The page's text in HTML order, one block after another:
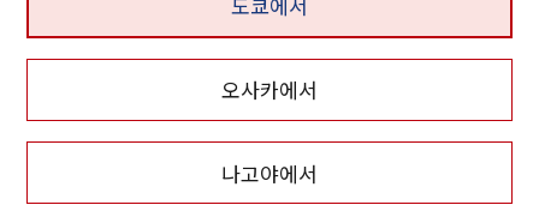
오사카에서
나고야에서